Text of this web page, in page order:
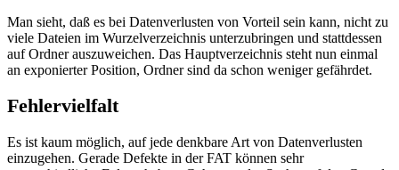
Man sieht, daß es bei Datenverlusten von Vorteil sein kann, nicht zu
viele Dateien im Wurzelverzeichnis unterzubringen und stattdessen
auf Ordner auszuweichen. Das Hauptverzeichnis steht nun einmal
an exponierter Position, Ordner sind da schon weniger gefährdet.
Fehlervielfalt
Es ist kaum möglich, auf jede denkbare Art von Datenverlusten
einzugehen. Gerade Defekte in der FAT können sehr